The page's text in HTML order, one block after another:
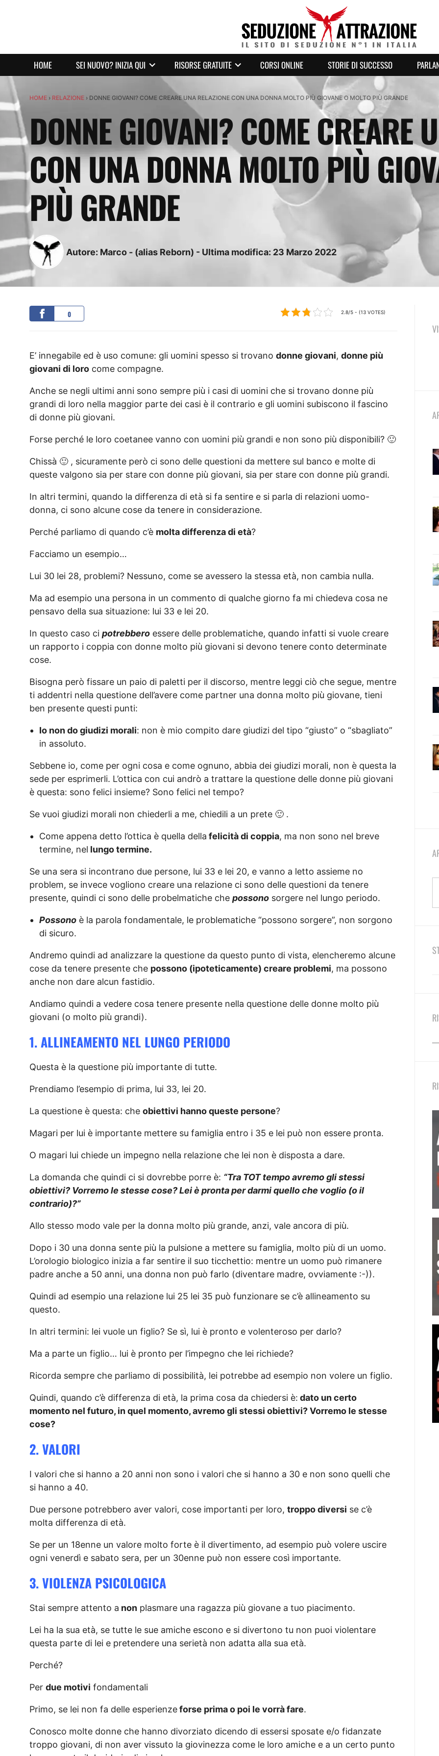
HOME SEI NUOVO? INIZIA QUI RISORSE GRATUITE CORSI ONLINE STORIE DI SUCCESSO
HOME › RELAZIONE › DONNE GIOVANI? COME CREARE UNA RELAZIONE CON UNA DONNA MOLTO PIÙ GIOVANE O MOLTO PIÙ GRANDE
DONNE GIOVANI? COME CREARE
CON UNA DONNA MOLTO PIÙ
PIÙ GRANDE
Autore: Marco - (alias Reborn) - Ultima modifica: 23 Marzo 2022
0 2.8/5 - (13 VOTES)
E’ innegabile ed è uso comune: gli uomini spesso si trovanodonne giovani,donne più
giovani di loro come compagne.
Anche se negli ultimi anni sono sempre più i casi di uomini che si trovano donne più
grandi di loro nella maggior parte dei casi è il contrario e gli uomini subiscono il fascino
di donne più giovani.
Forse perché le loro coetanee vanno con uomini più grandi e non sono più disponibili? 🙂
Chissà 🙂 , sicuramente però ci sono delle questioni da mettere sul banco e molte di
queste valgono sia per stare con donne più giovani, sia per stare con donne più grandi.
In altri termini, quando la differenza di età si fa sentire e si parla di relazioni uomo-
donna, ci sono alcune cose da tenere in considerazione.
Perché parliamo di quando c’è molta differenza di età?
Facciamo un esempio…
Lui 30 lei 28, problemi? Nessuno, come se avessero la stessa età, non cambia nulla.
Ma ad esempio una persona in un commento di qualche giorno fa mi chiedeva cosa ne
pensavo della sua situazione: lui 33 e lei 20.
In questo caso cipotrebbero essere delle problematiche, quando infatti si vuole creare
un rapporto i coppia con donne molto più giovani si devono tenere conto determinate
cose.
Bisogna però fissare un paio di paletti per il discorso, mentre leggi ciò che segue, mentre
ti addentri nella questione dell’avere come partner una donna molto più giovane, tieni
ben presente questi punti:
Io non do giudizi morali: non è mio compito dare giudizi del tipo “giusto” o “sbagliato”
in assoluto.
Sebbene io, come per ogni cosa e come ognuno, abbia dei giudizi morali, non è questa la
sede per esprimerli. L’ottica con cui andrò a trattare la questione delle donne più giovani
è questa: sono felici insieme? Sono felici nel tempo?
Se vuoi giudizi morali non chiederli a me, chiedili a un prete 🙂 .
Come appena detto l’ottica è quella della felicità di coppia, ma non sono nel breve
termine, nel lungo termine.
Se una sera si incontrano due persone, lui 33 e lei 20, e vanno a letto assieme no
problem, se invece vogliono creare una relazione ci sono delle questioni da tenere
presente, quindi ci sono delle probelmatiche chepossono sorgere nel lungo periodo.
Possono è la parola fondamentale, le problematiche “possono sorgere”, non sorgono
di sicuro.
Andremo quindi ad analizzare la questione da questo punto di vista, elencheremo alcune
cose da tenere presente che possono (ipoteticamente) creare problemi, ma possono
anche non dare alcun fastidio.
Andiamo quindi a vedere cosa tenere presente nella questione delle donne molto più
giovani (o molto più grandi).
1. ALLINEAMENTO NEL LUNGO PERIODO
Questa è la questione più importante di tutte.
Prendiamo l’esempio di prima, lui 33, lei 20.
La questione è questa: cheobiettivi hanno queste persone?
Magari per lui è importante mettere su famiglia entro i 35 e lei può non essere pronta.
O magari lui chiede un impegno nella relazione che lei non è disposta a dare.
La domanda che quindi ci si dovrebbe porre è: “Tra TOT tempo avremo gli stessi
obiettivi? Vorremo le stesse cose? Lei è pronta per darmi quello che voglio (o il
contrario)?”
Allo stesso modo vale per la donna molto più grande, anzi, vale ancora di più.
Dopo i 30 una donna sente più la pulsione a mettere su famiglia, molto più di un uomo.
L’orologio biologico inizia a far sentire il suo ticchettio: mentre un uomo può rimanere
padre anche a 50 anni, una donna non può farlo (diventare madre, ovviamente :-)).
Quindi ad esempio una relazione lui 25 lei 35 può funzionare se c’è allineamento su
questo.
In altri termini: lei vuole un figlio? Se sì, lui è pronto e volenteroso per darlo?
Ma a parte un figlio… lui è pronto per l’impegno che lei richiede?
Ricorda sempre che parliamo di possibilità, lei potrebbe ad esempio non volere un figlio.
Quindi, quando c’è differenza di età, la prima cosa da chiedersi è: dato un certo
momento nel futuro, in quel momento, avremo gli stessi obiettivi? Vorremo le stesse
cose?
2. VALORI
I valori che si hanno a 20 anni non sono i valori che si hanno a 30 e non sono quelli che
si hanno a 40.
Due persone potrebbero aver valori, cose importanti per loro,troppo diversi se c’è
molta differenza di età.
Se per un 18enne un valore molto forte è il divertimento, ad esempio può volere uscire
ogni venerdì e sabato sera, per un 30enne può non essere così importante.
3. VIOLENZA PSICOLOGICA
Stai sempre attento a non plasmare una ragazza più giovane a tuo piacimento.
Lei ha la sua età, se tutte le sue amiche escono e si divertono tu non puoi violentare
questa parte di lei e pretendere una serietà non adatta alla sua età.
Perché?
Perdue motivi fondamentali
Primo, se lei non fa delle esperienzeforse prima o poi le vorrà fare.
Conosco molte donne che hanno divorziato dicendo di essersi sposate e/o fidanzate
troppo giovani, di non aver vissuto la giovinezza come le loro amiche e a un certo punto